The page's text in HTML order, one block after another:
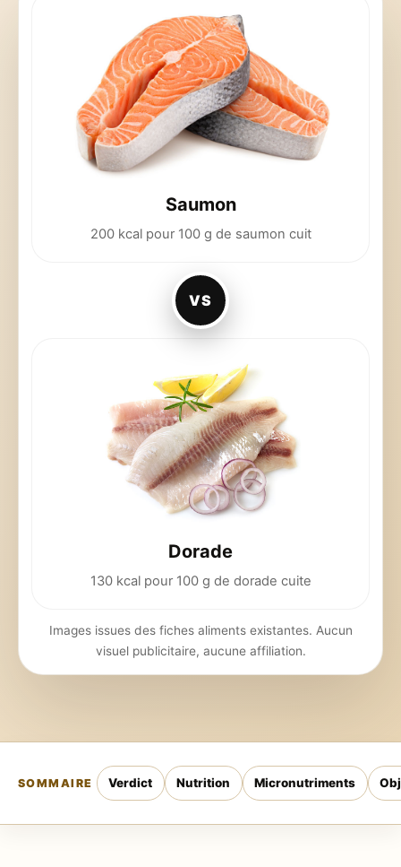
Saumon
200 kcal pour 100 g de saumon cuit
VS
Dorade
130 kcal pour 100 g de dorade cuite
Images issues des fiches aliments existantes. Aucun
visuel publicitaire, aucune affiliation.
SOMMAIRE Verdict Nutrition Micronutriments